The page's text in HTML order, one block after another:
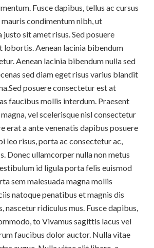
Fusce dapibus, tellus ac cursus
condimentum nibh, ut
justo sit amet risus. Sed posuere
lobortis. Aenean lacinia bibendum
Aenean lacinia bibendum nulla sed
sed diam eget risus varius blandit
posuere consectetur est at
faucibus mollis interdum. Praesent
vel scelerisque nisl consectetur
erat a ante venenatis dapibus posuere
leo risus, porta ac consectetur ac,
Donec ullamcorper nulla non metus
id ligula porta felis euismod
sem malesuada magna mollis
natoque penatibus et magnis dis
nascetur ridiculus mus. Fusce dapibus,
to Vivamus sagittis lacus vel
faucibus dolor auctor. Nulla vitae